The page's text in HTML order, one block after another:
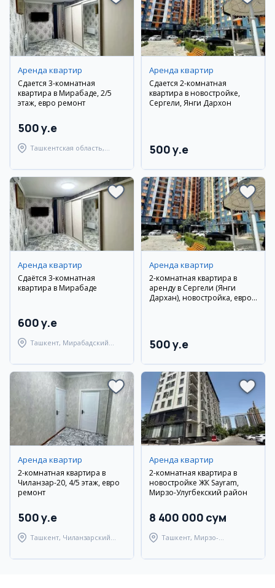
Аренда квартир
Сдается 3-комнатная
квартира в Мирабаде, 2/5
этаж, евро ремонт
500 y.e
Ташкентская область,
Аренда квартир
Сдается 2-комнатная
квартира в новостройке,
Сергели, Янги Дархон
500 y.e
Аренда квартир
Сдаётся 3-комнатная
квартира в Мирабаде
600 y.e
Ташкент, Мирабадский
Аренда квартир
2-комнатная квартира в
аренду в Сергели (Янги
Дархан), новостройка, евро-
500 y.e
Аренда квартир
2-комнатная квартира в
Чиланзар-20, 4/5 этаж, евро
ремонт
500 y.e
Ташкент, Чиланзарский
Аренда квартир
2-комнатная квартира в
новостройке ЖК Sayram,
Мирзо-Улугбекский район
8 400 000 сум
Ташкент, Мирзо-